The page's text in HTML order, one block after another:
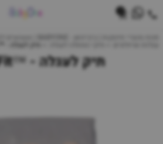
תיק לעגלה - ™UrbanFit
תיק לעגלה - ™UrbanFit